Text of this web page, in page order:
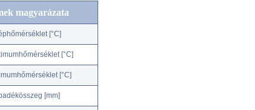
magyarázata
[°C]
[°C]
[°C]
[mm]